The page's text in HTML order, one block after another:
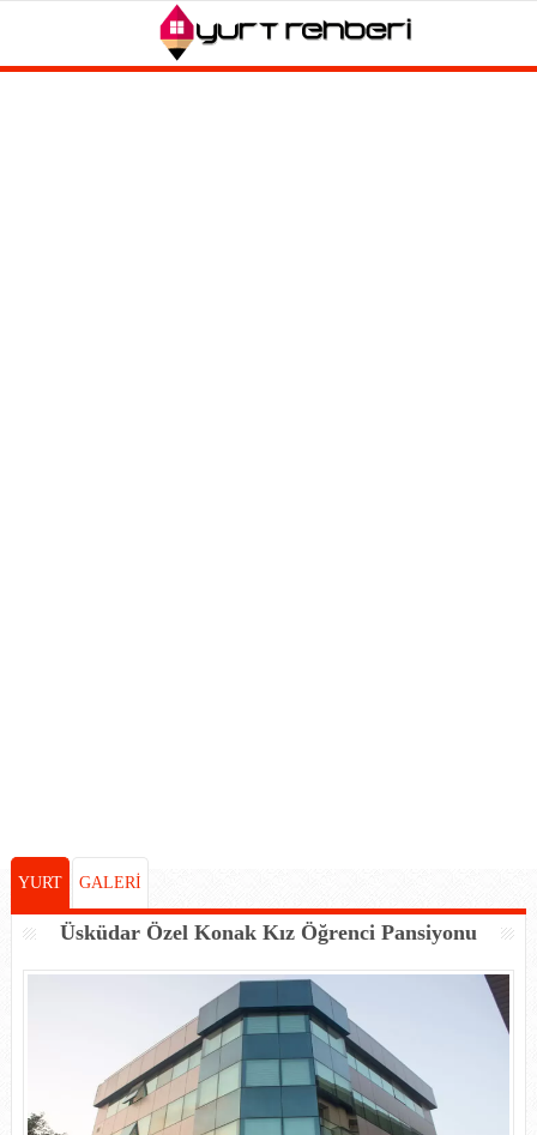
YURT GALERİ
Üsküdar Özel Konak Kız Öğrenci Pansiyonu